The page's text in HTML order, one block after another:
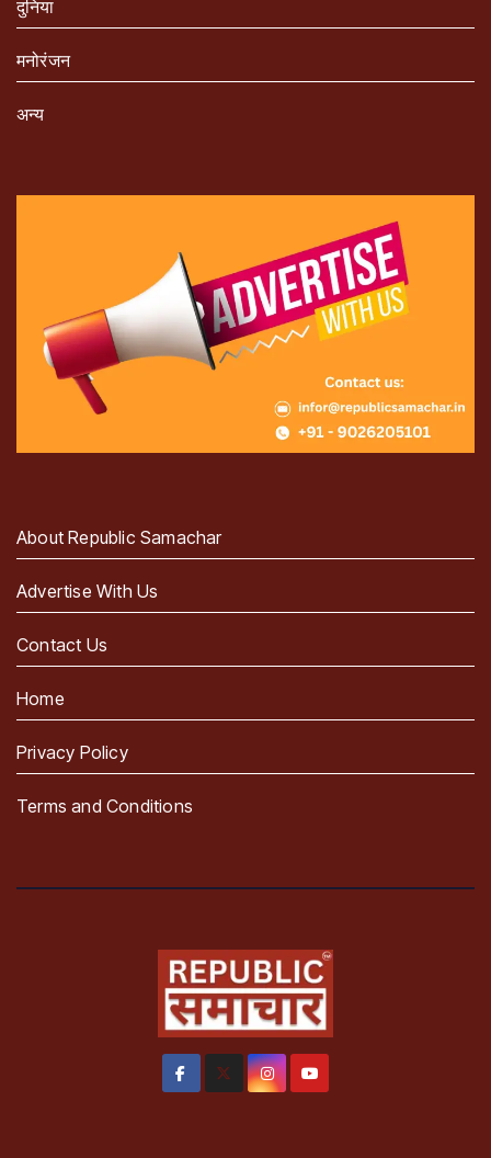
दुनिया
मनोरंजन
अन्य
About Republic Samachar
Advertise With Us
Contact Us
Home
Privacy Policy
Terms and Conditions